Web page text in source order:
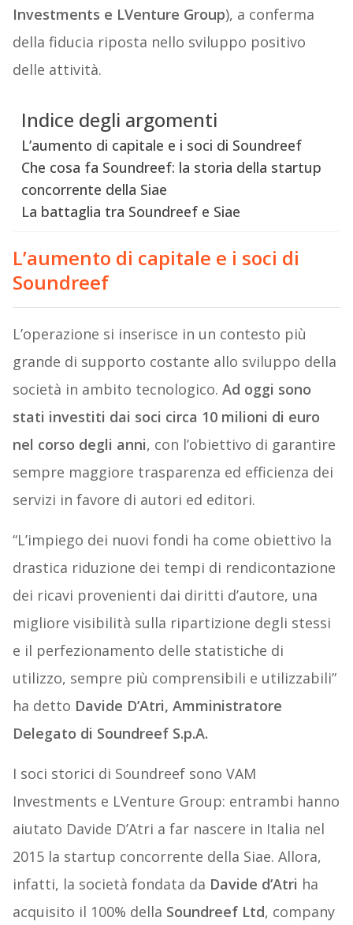
Investments e LVenture Group), a conferma
della fiducia riposta nello sviluppo positivo
delle attività.
Indice degli argomenti
L’aumento di capitale e i soci di Soundreef
Che cosa fa Soundreef: la storia della startup
concorrente della Siae
La battaglia tra Soundreef e Siae
L’aumento di capitale e i soci di
Soundreef
L’operazione si inserisce in un contesto più
grande di supporto costante allo sviluppo della
società in ambito tecnologico. Ad oggi sono
stati investiti dai soci circa 10 milioni di euro
nel corso degli anni, con l’obiettivo di garantire
sempre maggiore trasparenza ed efficienza dei
servizi in favore di autori ed editori.
“L’impiego dei nuovi fondi ha come obiettivo la
drastica riduzione dei tempi di rendicontazione
dei ricavi provenienti dai diritti d’autore, una
migliore visibilità sulla ripartizione degli stessi
e il perfezionamento delle statistiche di
utilizzo, sempre più comprensibili e utilizzabili”
ha detto Davide D’Atri, Amministratore
Delegato di Soundreef S.p.A.
I soci storici di Soundreef sono VAM
Investments e LVenture Group: entrambi hanno
aiutato Davide D’Atri a far nascere in Italia nel
2015 la startup concorrente della Siae. Allora,
infatti, la società fondata da Davide d’Atri ha
acquisito il 100% della Soundreef Ltd, company